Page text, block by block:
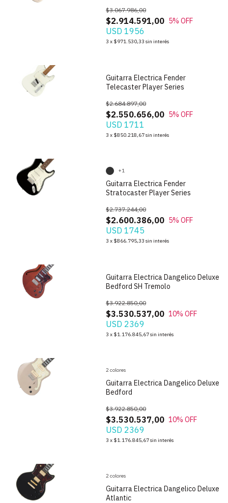
$2.914.591,00
$3.067.986,00
5% OFF
USD 1956
3 x $971.530,33 sin interés
Guitarra Electrica Fender
Telecaster Player Series
$2.550.656,00
$2.684.897,00
5% OFF
USD 1711
3 x $850.218,67sin interés
Guitarra Electrica Fender
Stratocaster Player Series
$2.600.386,00
$2.737.244,00
5% OFF
USD 1745
3 x $866.795,33 sin interés
+1
Guitarra Electrica Dangelico Deluxe
Bedford SH Tremolo
$3.530.537,00
$3.922.850,00
10% OFF
USD 2369
3 x $1.176.845,67sin interés
Guitarra Electrica Dangelico Deluxe
Bedford
$3.530.537,00
$3.922.850,00
10% OFF
USD 2369
3 x $1.176.845,67sin interés
2 colores
Guitarra Electrica Dangelico Deluxe
Atlantic
2 colores